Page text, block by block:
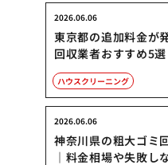
東京都の追加料金が
回収業者おすすめ5
2026.06.06
ハウスクリーニング
神奈川県の粗大ゴミ
｜料金相場や失敗し
2026.06.06